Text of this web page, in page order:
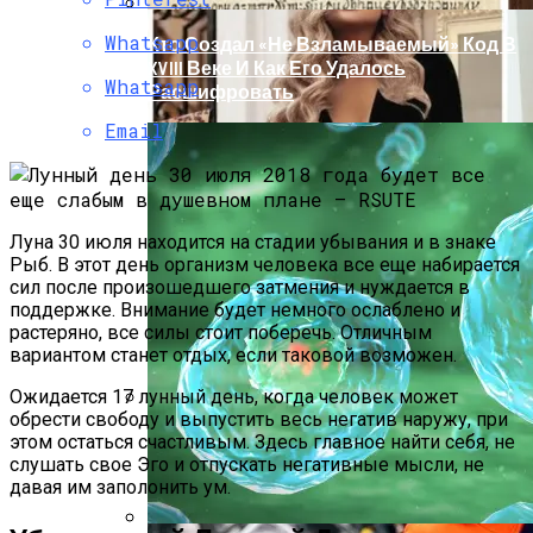
Раскрась Свой Год: Какой Цвет
Принесет Тебе Успех В 2026 Году По
Знаку Зодиака
Кто Создал «не Взламываемый» Код В
XVIII Веке И Как Его Удалось
Расшифровать
Whatsapp
Whatsapp
Email
Луна 30 июля находится на стадии убывания и в знаке
Рыб. В этот день организм человека все еще набирается
сил после произошедшего затмения и нуждается в
поддержке. Внимание будет немного ослаблено и
растеряно, все силы стоит поберечь. Отличным
вариантом станет отдых, если таковой возможен.
Ожидается 17 лунный день, когда человек может
обрести свободу и выпустить весь негатив наружу, при
этом остаться счастливым. Здесь главное найти себя, не
слушать свое Эго и отпускать негативные мысли, не
давая им заполонить ум.